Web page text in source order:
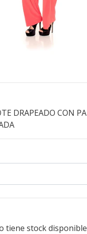
DRAPEADO CON
tiene stock